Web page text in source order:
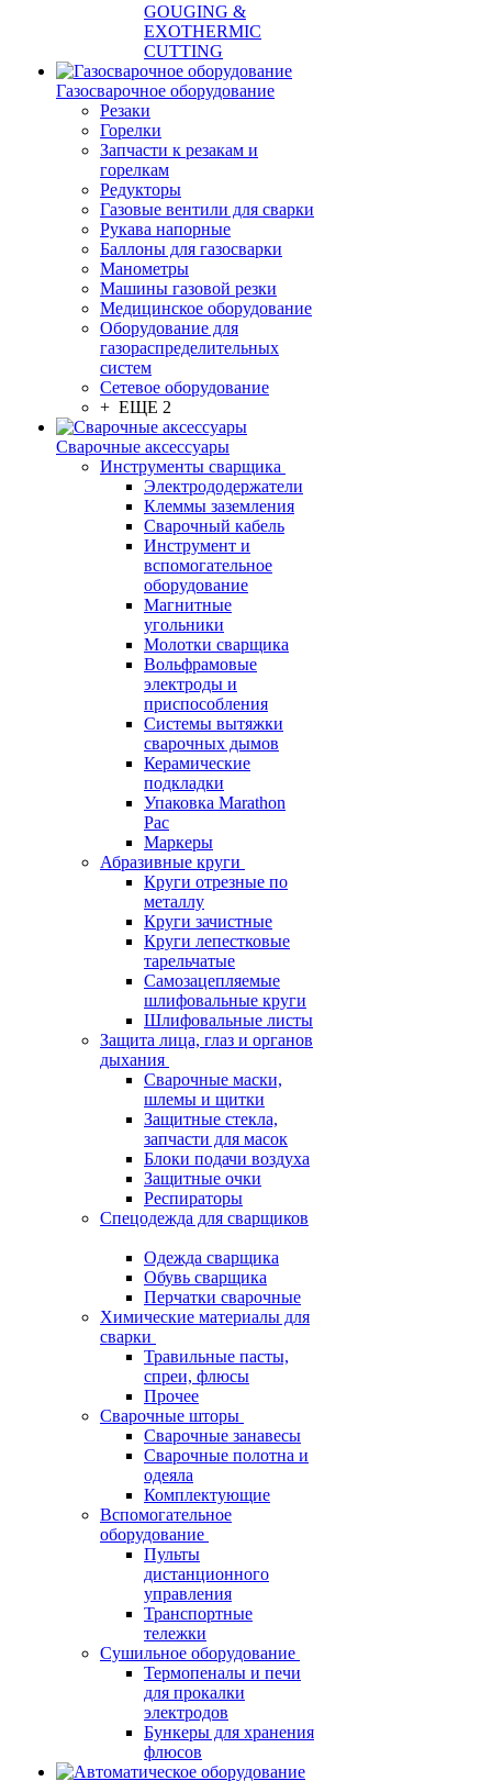
GOUGING &
EXOTHERMIC
CUTTING
Газосварочное оборудование
Резаки
Горелки
Запчасти к резакам и
горелкам
Редукторы
Газовые вентили для сварки
Рукава напорные
Баллоны для газосварки
Манометры
Машины газовой резки
Медицинское оборудование
Оборудование для
газораспределительных
систем
Сетевое оборудование
+ ЕЩЕ 2
Сварочные аксессуары
Инструменты сварщика
Электрододержатели
Клеммы заземления
Сварочный кабель
Инструмент и
вспомогательное
оборудование
Магнитные
угольники
Молотки сварщика
Вольфрамовые
электроды и
приспособления
Системы вытяжки
сварочных дымов
Керамические
подкладки
Упаковка Marathon
Pac
Маркеры
Абразивные круги
Круги отрезные по
металлу
Круги зачистные
Круги лепестковые
тарельчатые
Самозацепляемые
шлифовальные круги
Шлифовальные листы
Защита лица, глаз и органов
дыхания
Сварочные маски,
шлемы и щитки
Защитные стекла,
запчасти для масок
Блоки подачи воздуха
Защитные очки
Респираторы
Спецодежда для сварщиков
Одежда сварщика
Обувь сварщика
Перчатки сварочные
Химические материалы для
сварки
Травильные пасты,
спреи, флюсы
Прочее
Сварочные шторы
Сварочные занавесы
Сварочные полотна и
одеяла
Комплектующие
Вспомогательное
оборудование
Пульты
дистанционного
управления
Транспортные
тележки
Сушильное оборудование
Термопеналы и печи
для прокалки
электродов
Бункеры для хранения
флюсов